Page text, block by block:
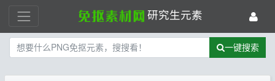
研究生元素
一键搜索